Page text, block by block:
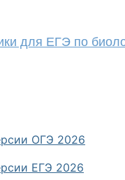
для ЕГЭ по
ОГЭ 2026
ЕГЭ 2026